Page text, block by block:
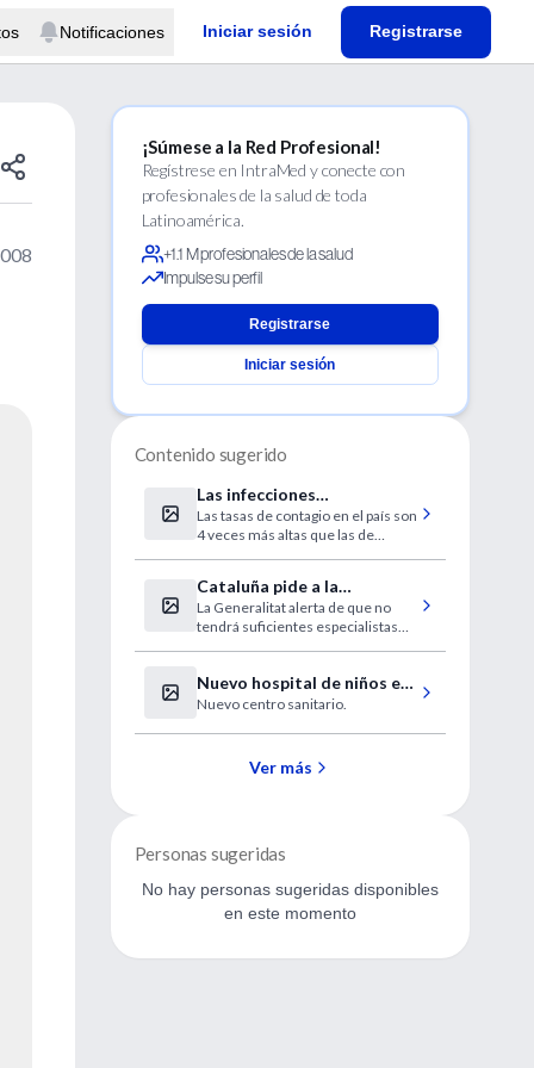
Notificaciones Iniciar sesión Registrarse
¡Súmese a la Red Profesional!
Regístrese en IntraMed y conecte con
profesionales de la salud de toda
Latinoamérica.
+1.1 M profesionales de la salud
Impulse su perfil
Registrarse
Iniciar sesión
Contenido sugerido
Las infecciones
hospitalarias afectan al 8%
de los pacientes
Las tasas de contagio en el país son
4 veces más altas que las de
Cataluña pide a la
desesperada médicos
extranjeros sin homologar
La Generalitat alerta de que no
tendrá suficientes especialistas
Nuevo hospital de niños en
Tandil
Nuevo centro sanitario.
Ver más
Personas sugeridas
No hay personas sugeridas disponibles
en este momento